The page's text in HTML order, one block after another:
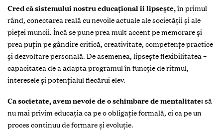
Cred că sistemului nostru educațional îi lipsește,în primul
rând, conectarea reală cu nevoile actuale ale societății și ale
pieței muncii. Încă se pune prea mult accent pe memorare și
prea puțin pe gândire critică, creativitate, competențe practice
și dezvoltare personală. De asemenea, lipsește flexibilitatea –
capacitatea de a adapta programul în funcție de ritmul,
interesele și potențialul fiecărui elev.
Ca societate, avem nevoie de o schimbare de mentalitate:să
nu mai privim educația ca pe o obligație formală, ci ca pe un
proces continuu de formare și evoluție.